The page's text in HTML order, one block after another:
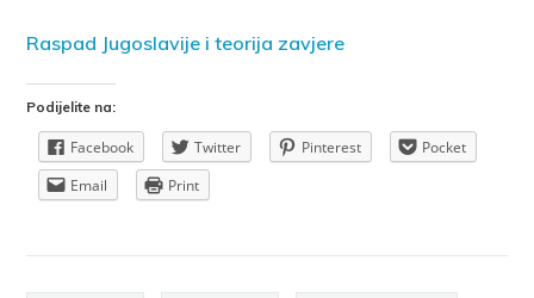
Raspad Jugoslavije i teorija zavjere
Podijelite na:
Facebook Twitter Pinterest
Pocket
Email
Print